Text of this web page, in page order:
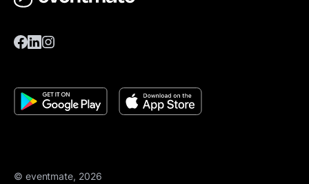
© eventmate, 2026